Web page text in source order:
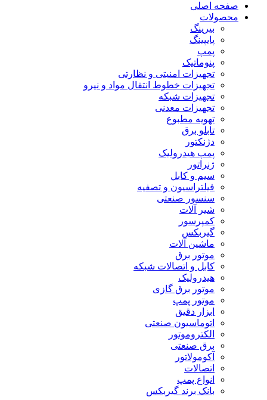
صفحه اصلی
محصولات
بیرینگ
پایپینگ
پمپ
پنوماتیک
تجهیزات امنیتی و نظارتی
تجهیزات خطوط انتقال مواد و نیرو
تجهیزات شبکه
تجهیزات معدنی
تهویه مطبوع
تابلو برق
دژنکتور
پمپ هیدرولیک
ژنراتور
سیم و کابل
فیلتراسیون و تصفیه
سنسور صنعتی
شیر آلات
کمپرسور
گیربکس
ماشین آلات
موتور برق
کابل و اتصالات شبکه
هیدرولیک
موتور برق گازی
موتور پمپ
ابزار دقیق
اتوماسیون صنعتی
الکتروموتور
برق صنعتی
آکومولاتور
اتصالات
انواع پمپ
بانک برند گیربکس